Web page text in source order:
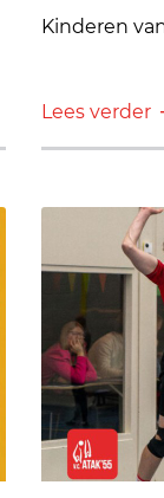
Kinderen
Lees verder